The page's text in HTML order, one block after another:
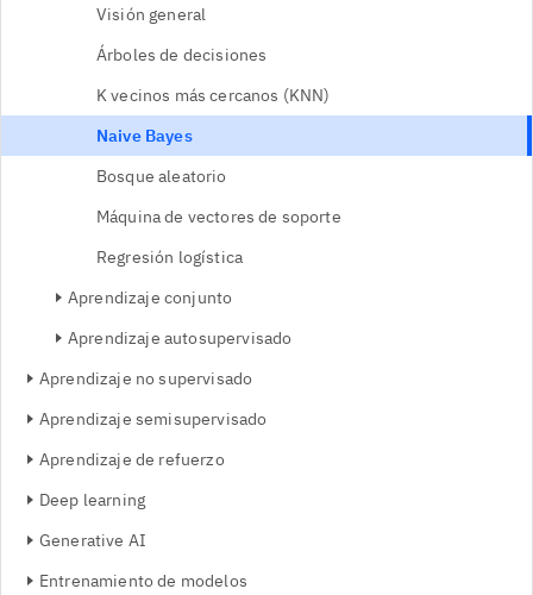
Visión general
Árboles de decisiones
K vecinos más cercanos (KNN)
Naive Bayes
Bosque aleatorio
Máquina de vectores de soporte
Regresión logística
Aprendizaje conjunto
Aprendizaje autosupervisado
Aprendizaje no supervisado
Aprendizaje semisupervisado
Aprendizaje de refuerzo
Deep learning
Generative AI
Entrenamiento de modelos